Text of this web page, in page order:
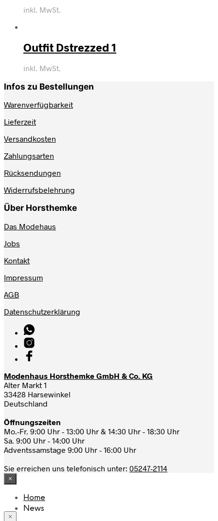
inkl. MwSt.
Outfit Dstrezzed 1
inkl. MwSt.
Infos zu Bestellungen
Warenverfügbarkeit
Lieferzeit
Versandkosten
Zahlungsarten
Rücksendungen
Widerrufsbelehrung
Über Horsthemke
Das Modehaus
Jobs
Kontakt
Impressum
AGB
Datenschutzerklärung
Modenhaus Horsthemke GmbH & Co. KG
Alter Markt 1
33428 Harsewinkel
Deutschland
Öffnungszeiten
Mo.-Fr. 9:00 Uhr - 13:00 Uhr & 14:30 Uhr - 18:30 Uhr
Sa. 9:00 Uhr - 14:00 Uhr
Adventssamstage 9:00 Uhr - 16:00 Uhr
Sie erreichen uns telefonisch unter: 05247-2114
×
Home
News
×